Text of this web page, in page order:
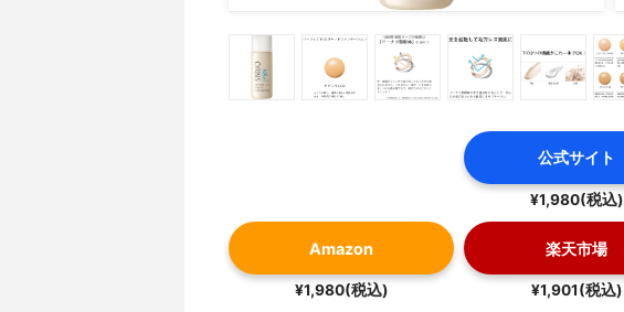
公式サイト
¥1,980(税込)
Amazon
¥1,980(税込)
楽天市場
¥1,901(税込)